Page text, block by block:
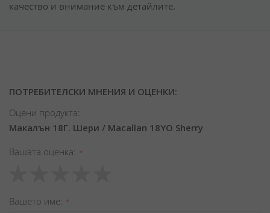
качество и внимание към детайлите.
ПОТРЕБИТЕЛСКИ МНЕНИЯ И ОЦЕНКИ:
Оцени продукта:
Макалън 18Г. Шери / Macallan 18YO Sherry
Вашата оценка
star
stars
stars
stars
stars
Вашето име